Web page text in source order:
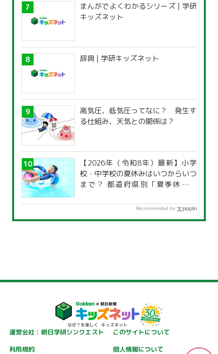
まんがでよくわかるシリーズ | 学研
キッズネット
辞典 | 学研キッズネット
高気圧、低気圧ってなに？ 発生す
る仕組み、天気との関係は？
【2026年（令和8年）最新】小学
校・中学校の夏休みはいつからいつ
まで？ 都道府県別「夏季休暇一
Recommended by
運営会社：朝日学研シンクエスト
このサイトについて
利用規約
個人情報について